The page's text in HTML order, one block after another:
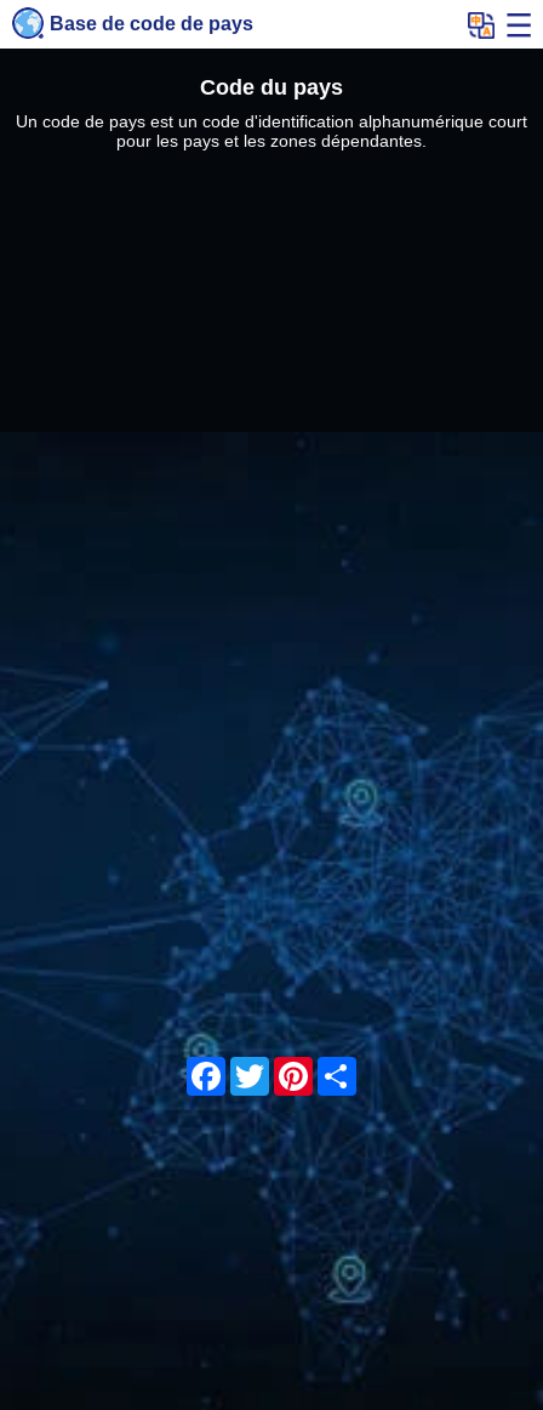
Base de code de pays
Code du pays
Un code de pays est un code d'identification alphanumérique court
pour les pays et les zones dépendantes.
Facebook
TwitterPinterest
Share